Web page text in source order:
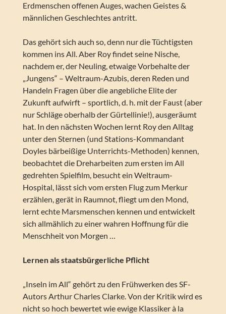
Erdmenschen offenen Auges, wachen Geistes &
männlichen Geschlechtes antritt.
Das gehört sich auch so, denn nur die Tüchtigsten
kommen ins All. Aber Roy findet seine Nische,
nachdem er, der Neuling, etwaige Vorbehalte der
„Jungens“ – Weltraum-Azubis, deren Reden und
Handeln Fragen über die angebliche Elite der
Zukunft aufwirft – sportlich, d. h. mit der Faust (aber
nur Schläge oberhalb der Gürtellinie!), ausgeräumt
hat. In den nächsten Wochen lernt Roy den Alltag
unter den Sternen (und Stations-Kommandant
Doyles bärbeißige Unterrichts-Methoden) kennen,
beobachtet die Dreharbeiten zum ersten im All
gedrehten Spielfilm, besucht ein Weltraum-
Hospital, lässt sich vom ersten Flug zum Merkur
erzählen, gerät in Raumnot, fliegt um den Mond,
lernt echte Marsmenschen kennen und entwickelt
sich allmählich zu einer wahren Hoffnung für die
Menschheit von Morgen …
Lernen als staatsbürgerliche Pflicht
„Inseln im All“ gehört zu den Frühwerken des SF-
Autors Arthur Charles Clarke. Von der Kritik wird es
nicht so hoch bewertet wie ewige Klassiker à la